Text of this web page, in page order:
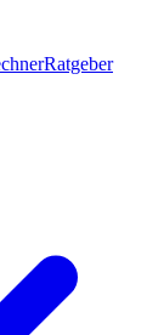
Ratgeber